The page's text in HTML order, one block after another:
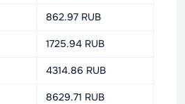
862.97 RUB
1725.94 RUB
4314.86 RUB
8629.71 RUB